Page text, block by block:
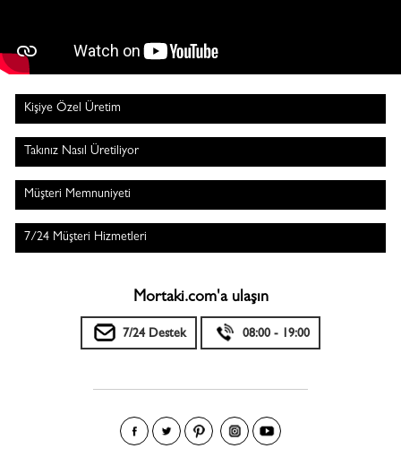
Kişiye Özel Üretim
Takınız Nasıl Üretiliyor
Müşteri Memnuniyeti
7/24 Müşteri Hizmetleri
Mortaki.com'a ulaşın
7/24 Destek 08:00 - 19:00